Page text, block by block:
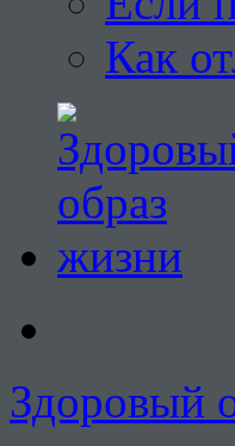
Как
Здоровый